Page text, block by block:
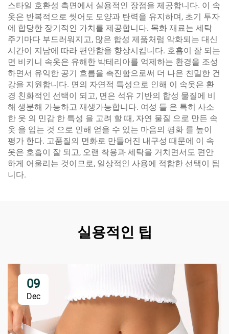
스타일 호환성 측면에서 실용적인 장점을 제공합니다. 이 속
옷은 반복적으로 씻어도 모양과 탄력을 유지하며, 초기 투자
에 합당한 장기적인 가치를 제공합니다. 목화 재료는 세탁
주기마다 부드러워지고, 많은 합성 제품처럼 악화되는 대신
시간이 지남에 따라 편안함을 향상시킵니다. 호흡이 잘 되는
면 비키니 속옷은 유해한 박테리아를 억제하는 환경을 조성
하면서 유익한 공기 흐름을 촉진함으로써 더 나은 친밀한 건
강을 지원합니다. 면의 자연적 특성으로 인해 이 속옷은 환
경 친화적인 선택이 되고, 면은 석유 기반의 합성 물질에 비
해 생분해 가능하고 재생가능합니다. 여성 들 은 특히 사소
한 옷 의 민감 한 특성 을 고려 할 때, 자연 물질 으로 만든 속
옷 을 입는 것 으로 인해 얻을 수 있는 마음의 평화 를 높이
평가 한다. 고품질의 면화로 만들어진 내구성 때문에 이 속
옷은 호흡이 잘 되고, 오랜 착용과 세탁을 거치면서도 편안
하게 어울리는 것이므로, 일상적인 사용에 적합한 선택이 됩
니다.
실용적인 팁
09
Dec